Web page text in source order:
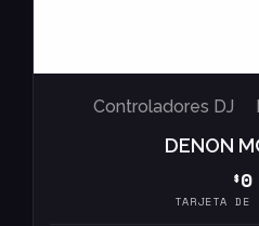
Controladores DJ
DENON
$0
TARJETA DE